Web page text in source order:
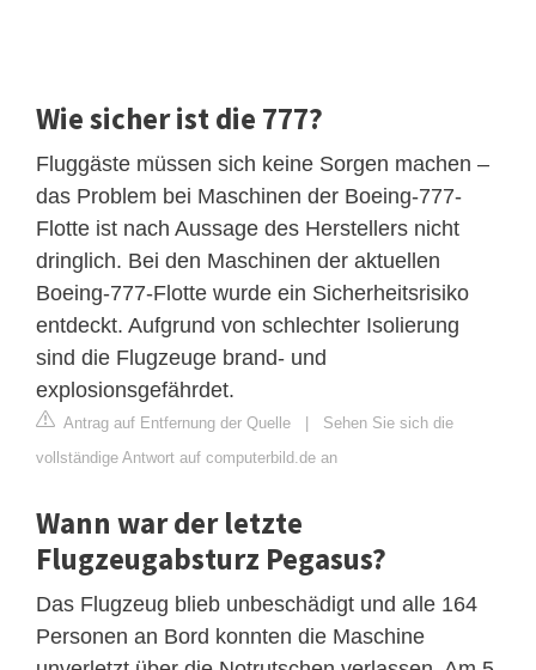
Wie sicher ist die 777?
Fluggäste müssen sich keine Sorgen machen –
das Problem bei Maschinen der Boeing-777-
Flotte ist nach Aussage des Herstellers nicht
dringlich. Bei den Maschinen der aktuellen
Boeing-777-Flotte wurde ein Sicherheitsrisiko
entdeckt. Aufgrund von schlechter Isolierung
sind die Flugzeuge brand- und
explosionsgefährdet.
Antrag auf Entfernung der Quelle | Sehen Sie sich die
vollständige Antwort auf computerbild.de an
Wann war der letzte
Flugzeugabsturz Pegasus?
Das Flugzeug blieb unbeschädigt und alle 164
Personen an Bord konnten die Maschine